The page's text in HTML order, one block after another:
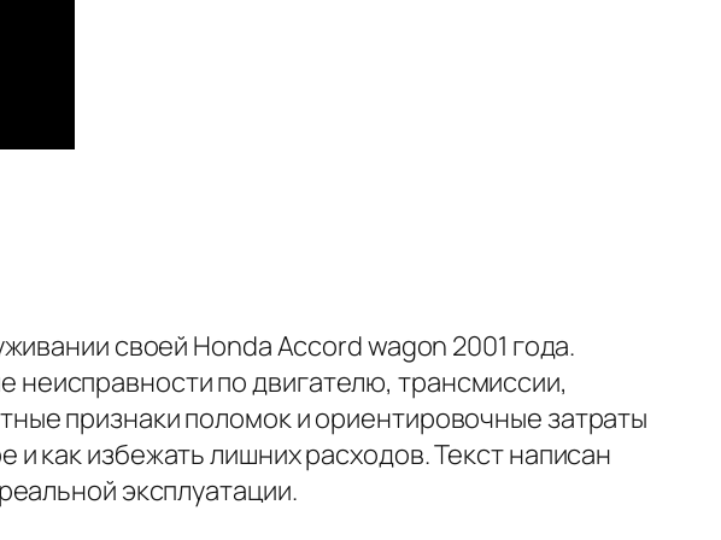
своей Honda Accord wagon 2001 года.
по двигателю, трансмиссии,
признаки поломок и ориентировочные затраты
как избежать лишних расходов. Текст написан
эксплуатации.